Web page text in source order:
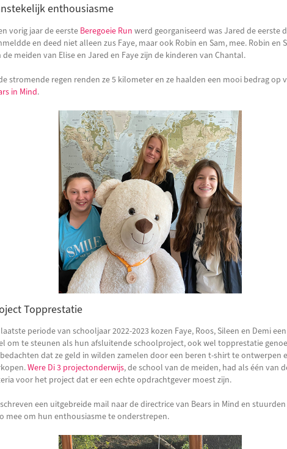
enthousiasme
vorig jaar de eerste Beregoeie Run werd georganiseerd was Jared de eerste
en deed niet alleen zus Faye, maar ook Robin en Sam, mee. Robin en
de meiden van Elise en Jared en Faye zijn de kinderen van Chantal.
stromende regen renden ze 5 kilometer en ze haalden een mooi bedrag op
in Mind.
Topprestatie
periode van schooljaar 2022-2023 kozen Faye, Roos, Sileen en Demi
om te steunen als hun afsluitende schoolproject, ook wel topprestatie
dat ze geld in wilden zamelen door een beren t-shirt te ontwerpen
Were Di 3 projectonderwijs, de school van de meiden, had als één van
voor het project dat er een echte opdrachtgever moest zijn.
een uitgebreide mail naar de directrice van Bears in Mind en
mee om hun enthousiasme te onderstrepen.